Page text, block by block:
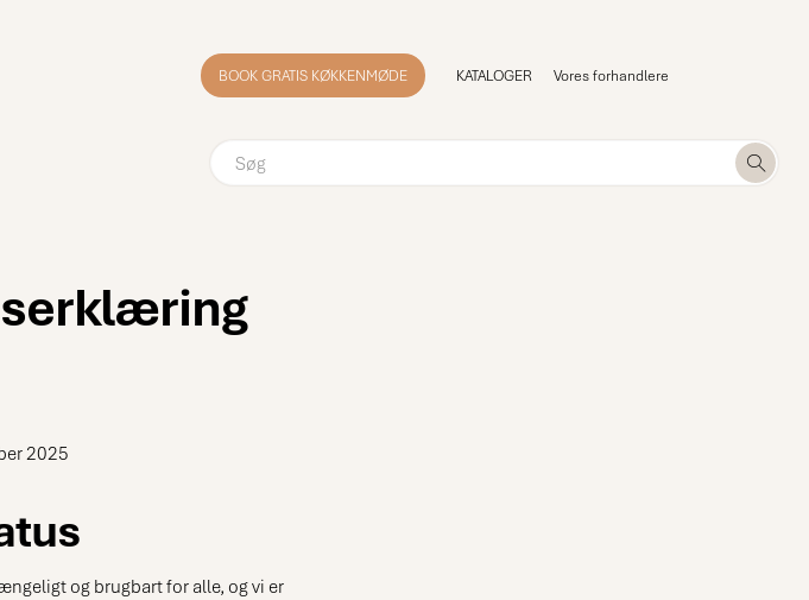
BOOK GRATIS KØKKENMØDE KATALOGER Vores forhandlere
2025
og brugbart for alle, og vi er